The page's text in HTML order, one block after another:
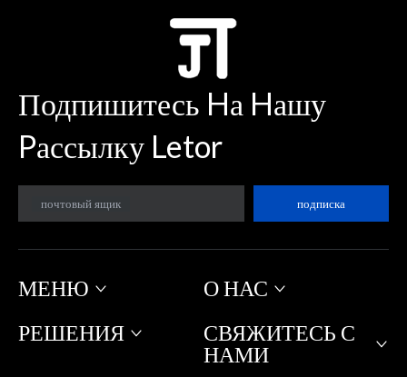
Подпишитесь Hа Hашу
Pассылку Letor
почтовый ящик подписка
МЕНЮ
О НАС
РЕШЕНИЯ
СВЯЖИТЕСЬ С
НАМИ